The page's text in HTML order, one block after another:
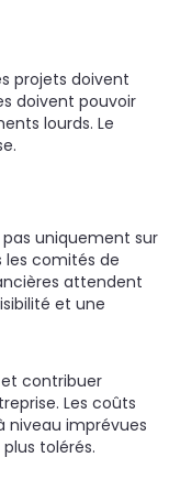
projets doivent
doivent pouvoir
lourds. Le
uniquement sur
les comités de
attendent
et une
contribuer
Les coûts
niveau imprévues
tolérés.